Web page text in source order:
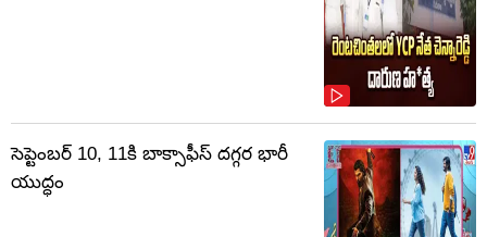
సెప్టెంబర్‌ 10, 11కి బాక్సాఫీస్ దగ్గర భారీ
యుద్ధం